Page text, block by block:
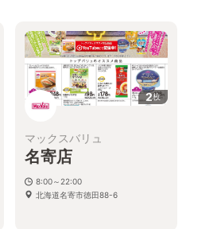
2枚
マックスバリュ
名寄店
8:00～22:00
北海道名寄市徳田88-6